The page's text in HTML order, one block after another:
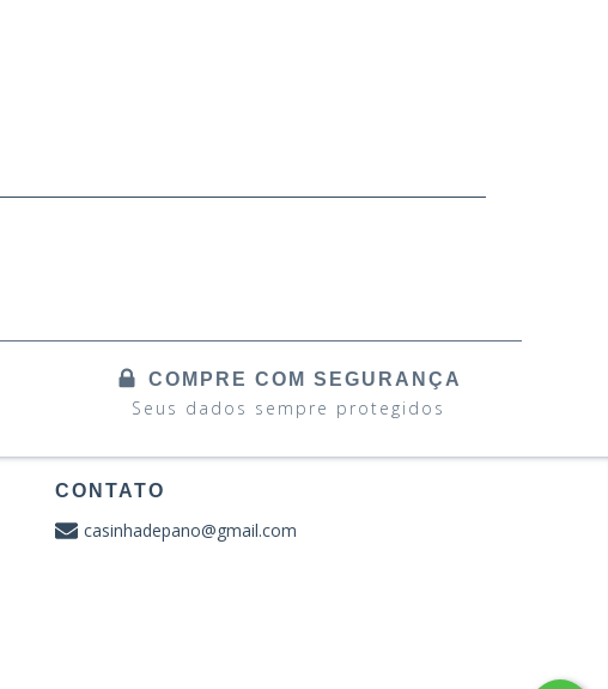
COMPRE COM SEGURANÇA
Seus dados sempre protegidos
CONTATO
casinhadepano@gmail.com